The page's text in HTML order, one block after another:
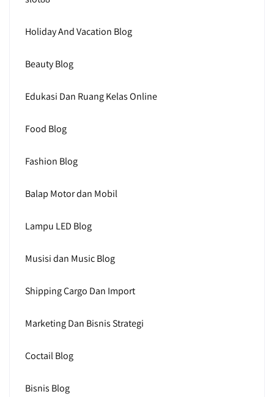
Holiday And Vacation Blog
Beauty Blog
Edukasi Dan Ruang Kelas Online
Food Blog
Fashion Blog
Balap Motor dan Mobil
Lampu LED Blog
Musisi dan Music Blog
Shipping Cargo Dan Import
Marketing Dan Bisnis Strategi
Coctail Blog
Bisnis Blog